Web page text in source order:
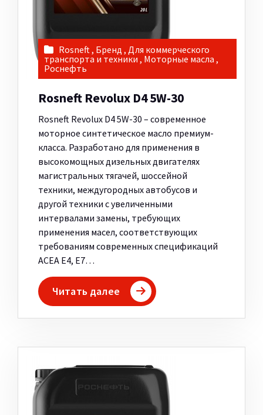
Rosneft, Бренд , Для коммерческого
транспорта и техники , Моторные масла ,
Роснефть
Rosneft Revolux D4 5W-30
Rosneft Revolux D4 5W-30 – современное
моторное синтетическое масло премиум-
класса. Разработано для применения в
высокомощных дизельных двигателях
магистральных тягачей, шоссейной
техники, междугородных автобусов и
другой техники с увеличенными
интервалами замены, требующих
применения масел, соответствующих
требованиям современных спецификаций
ACEA E4, E7…
Читать далее